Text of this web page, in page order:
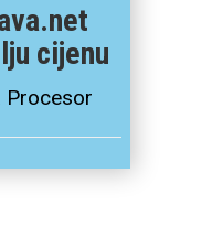
cijenu
Procesor